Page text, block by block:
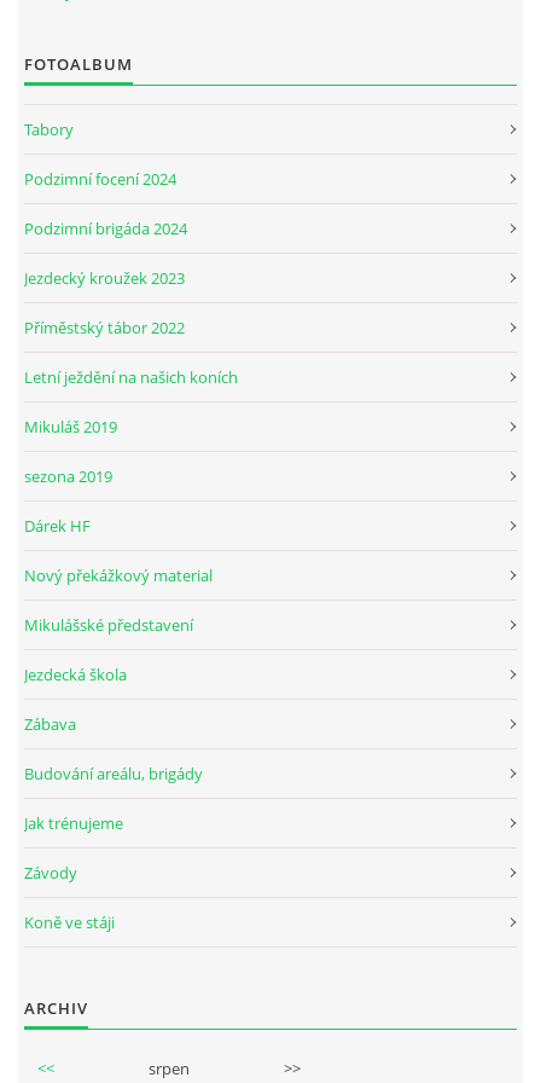
JARNÍ BRIGÁDA SE ODKLÁDÁ.
PÁTEČNÍ KROUŽEK " ŠKOLA JEZDECTVÍ " BUDE ZAHÁJEN
ČLENOVÉ JK CABALLERO Z RYCHVALDU
PODZIMNÍ BRIGÁDA 4.10.2025
FOTOALBUM
Tabory
Podzimní focení 2024
Podzimní brigáda 2024
Jezdecký kroužek 2023
Příměstský tábor 2022
Letní ježdění na našich koních
Mikuláš 2019
sezona 2019
Dárek HF
Nový překážkový material
Mikulášské představení
Jezdecká škola
Zábava
Budování areálu, brigády
Jak trénujeme
Závody
Koně ve stáji
ARCHIV
<< srpen >>